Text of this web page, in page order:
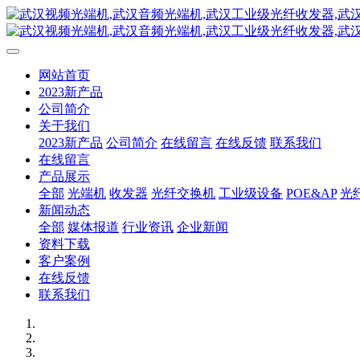
网站首页
2023新产品
公司简介
关于我们
2023新产品 公司简介 在线留言 在线反馈 联系我们
在线留言
产品展示
全部 光端机 收发器 光纤交换机 工业级设备 POE&AP 光
新闻动态
全部 媒体报道 行业资讯 企业新闻
资料下载
客户案例
在线反馈
联系我们